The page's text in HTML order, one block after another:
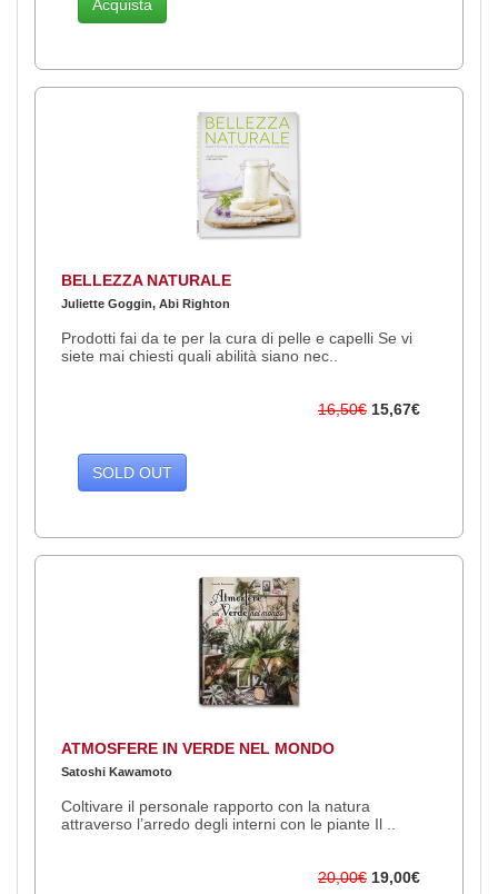
Acquista
BELLEZZA NATURALE
Juliette Goggin, Abi Righton
Prodotti fai da te per la cura di pelle e capelli Se vi
siete mai chiesti quali abilità siano nec..
16,50€ 15,67€
SOLD OUT
ATMOSFERE IN VERDE NEL MONDO
Satoshi Kawamoto
Coltivare il personale rapporto con la natura
attraverso l’arredo degli interni con le piante Il ..
20,00€ 19,00€